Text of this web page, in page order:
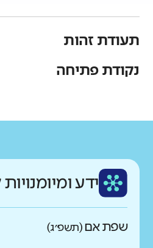
תעודת זהות
פיקוח
עברית
נקודת פתיחה
רקע חברתי כלכלי
נמוך ידע
שפת אם(תשפ״ג)